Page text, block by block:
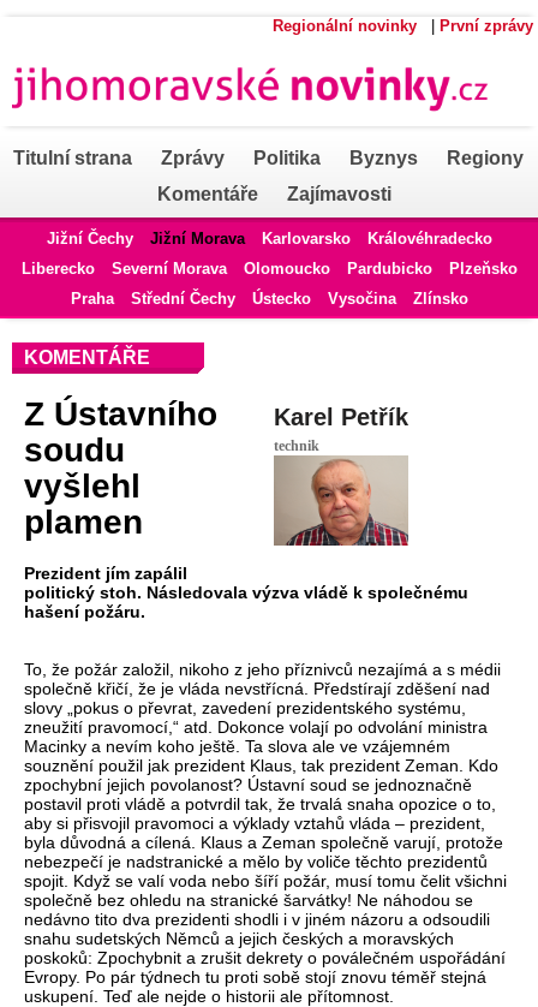
Regionální novinky První zprávy
Titulní strana Zprávy Politika Byznys
Regiony
Komentáře
Zajímavosti
Jižní Čechy Jižní Morava Karlovarsko
Královéhradecko
Liberecko
Severní Morava Olomoucko Pardubicko
Plzeňsko
Praha
Střední Čechy Ústecko Vysočina Zlínsko
KOMENTÁŘE
Karel Petřík
technik
Z Ústavního
soudu
vyšlehl
plamen
Prezident jím zapálil
politický stoh. Následovala výzva vládě k společnému
hašení požáru.
To, že požár založil, nikoho z jeho příznivců nezajímá a s médii
společně křičí, že je vláda nevstřícná. Předstírají zděšení nad
slovy „pokus o převrat, zavedení prezidentského systému,
zneužití pravomocí,“ atd. Dokonce volají po odvolání ministra
Macinky a nevím koho ještě. Ta slova ale ve vzájemném
souznění použil jak prezident Klaus, tak prezident Zeman. Kdo
zpochybní jejich povolanost? Ústavní soud se jednoznačně
postavil proti vládě a potvrdil tak, že trvalá snaha opozice o to,
aby si přisvojil pravomoci a výklady vztahů vláda – prezident,
byla důvodná a cílená. Klaus a Zeman společně varují, protože
nebezpečí je nadstranické a mělo by voliče těchto prezidentů
spojit. Když se valí voda nebo šíří požár, musí tomu čelit všichni
společně bez ohledu na stranické šarvátky! Ne náhodou se
nedávno tito dva prezidenti shodli i v jiném názoru a odsoudili
snahu sudetských Němců a jejich českých a moravských
poskoků: Zpochybnit a zrušit dekrety o poválečném uspořádání
Evropy. Po pár týdnech tu proti sobě stojí znovu téměř stejná
uskupení. Teď ale nejde o historii ale přítomnost.